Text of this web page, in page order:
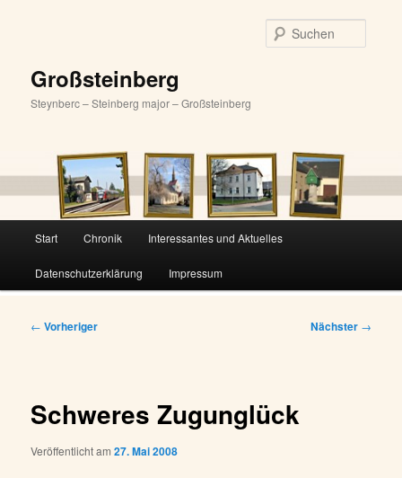
Großsteinberg
Steynberc – Steinberg major – Großsteinberg
Start Chronik Interessantes und Aktuelles
Datenschutzerklärung Impressum
Beitragsnavigation
← Vorheriger Nächster →
Schweres Zugunglück
Veröffentlicht am27. Mai 2008